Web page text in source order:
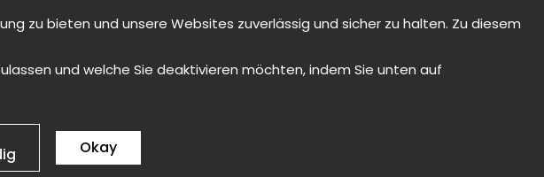
Mailadresse
zu bieten und unsere Websites zuverlässig und sicher zu halten. Zu diesem
und welche Sie deaktivieren möchten, indem Sie unten auf
Okay